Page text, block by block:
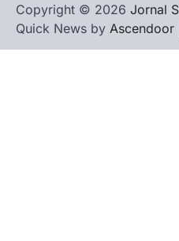
Copyright © 2026 Jornal
Quick News by Ascendoor